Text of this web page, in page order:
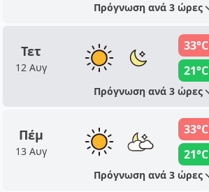
Πρόγνωση ανά 3 ώρες
Τετ
12 Αυγ
33°C
21°C
Πρόγνωση ανά 3 ώρες
Πέμ
13 Αυγ
33°C
21°C
Πρόγνωση ανά 3 ώρες